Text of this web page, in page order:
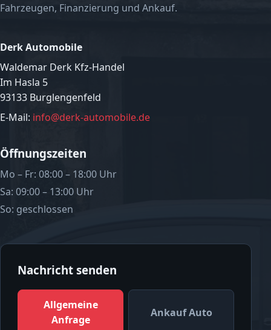
Fahrzeugen, Finanzierung und Ankauf.
Derk Automobile
Waldemar Derk Kfz-Handel
Im Hasla 5
93133 Burglengenfeld
E-Mail: info@derk-automobile.de
Öffnungszeiten
Mo – Fr: 08:00 – 18:00 Uhr
Sa: 09:00 – 13:00 Uhr
So: geschlossen
Nachricht senden
Allgemeine
Anfrage
Ankauf Auto